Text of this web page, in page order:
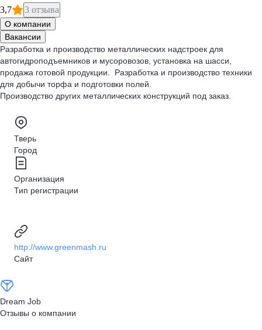
3,7 3 отзыва
О компании
Вакансии
Разработка и производство металлических надстроек для
автогидроподъемников и мусоровозов, установка на шасси,
продажа готовой продукции. Разработка и производство техники
для добычи торфа и подготовки полей.
Производство других металлических конструкций под заказ.
Тверь
Город
Организация
Тип регистрации
http://www.greenmash.ru
Сайт
Dream Job
Отзывы о компании